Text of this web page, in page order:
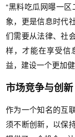
“黑料吃瓜网曝一
象，更是信息时代
们需要从法律、社
样，才能在享受信
益，建设一个更加
市场竞争与创新
作为一个知名的互
须不断创新，以保